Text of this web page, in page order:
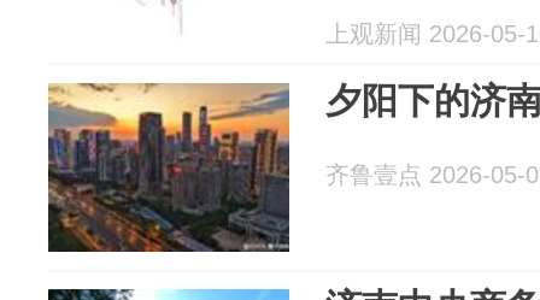
上观新闻 2026-05-
夕阳下的济
齐鲁壹点 2026-05-